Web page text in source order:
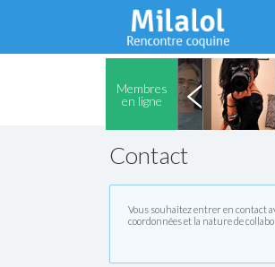
Membres
en ligne
Contact
Vous souhaitez entrer en contact
coordonnées et la nature de